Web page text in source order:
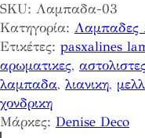
λ
ι
ν
η
Λ
α
μ
SKU: Λαμπαδα-03
Κατηγορία: Λαμπαδες
Ετικέτες: pasxalines
αρωματικες,
λαμπαδα, λιανικη,
χονδρικη
Μάρκες: Denise Deco